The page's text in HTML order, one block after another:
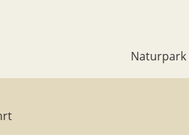
Naturpark